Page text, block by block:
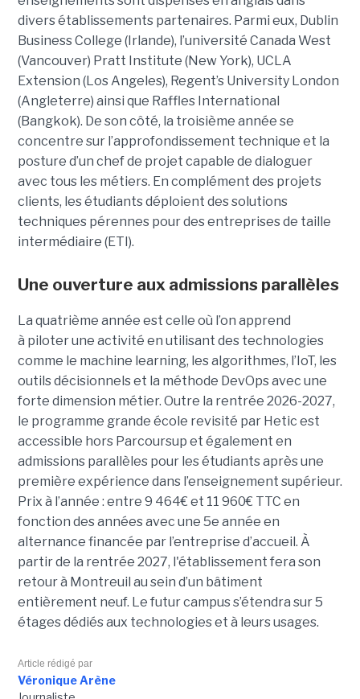
divers établissements partenaires. Parmi eux, Dublin
Business College (Irlande), l’université Canada West
(Vancouver) Pratt Institute (New York), UCLA
Extension (Los Angeles), Regent’s University London
(Angleterre) ainsi que Raffles International
(Bangkok). De son côté, la troisième année se
concentre sur l’approfondissement technique et la
posture d’un chef de projet capable de dialoguer
avec tous les métiers. En complément des projets
clients, les étudiants déploient des solutions
techniques pérennes pour des entreprises de taille
intermédiaire (ETI).
Une ouverture aux admissions parallèles
La quatrième année est celle où l’on apprend
à piloter une activité en utilisant des technologies
comme le machine learning, les algorithmes, l’IoT, les
outils décisionnels et la méthode DevOps avec une
forte dimension métier. Outre la rentrée 2026-2027,
le programme grande école revisité par Hetic est
accessible hors Parcoursup et également en
admissions parallèles pour les étudiants après une
première expérience dans l’enseignement supérieur.
Prix à l’année : entre 9 464€ et 11 960€ TTC en
fonction des années avec une 5e année en
alternance financée par l’entreprise d’accueil. À
partir de la rentrée 2027, l'établissement fera son
retour à Montreuil au sein d’un bâtiment
entièrement neuf. Le futur campus s’étendra sur 5
étages dédiés aux technologies et à leurs usages.
Article rédigé par
Véronique Arène